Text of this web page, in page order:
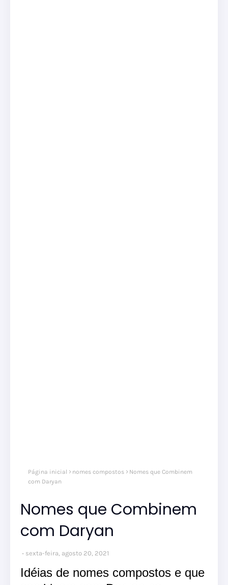
Página inicial nomes compostos
Nomes que Combinem
com Daryan
Nomes que Combinem
com Daryan
sexta-feira, agosto 20, 2021
Idéias de nomes compostos e que